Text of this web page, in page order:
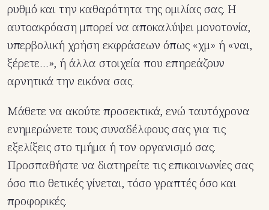
ρυθμό και την καθαρότητα της ομιλίας σας. Η
αυτοακρόαση μπορεί να αποκαλύψει μονοτονία,
υπερβολική χρήση εκφράσεων όπως «χμ» ή «ναι,
ξέρετε…», ή άλλα στοιχεία που επηρεάζουν
αρνητικά την εικόνα σας.
Μάθετε να ακούτε προσεκτικά, ενώ ταυτόχρονα
ενημερώνετε τους συναδέλφους σας για τις
εξελίξεις στο τμήμα ή τον οργανισμό σας.
Προσπαθήστε να διατηρείτε τις επικοινωνίες σας
όσο πιο θετικές γίνεται, τόσο γραπτές όσο και
προφορικές.